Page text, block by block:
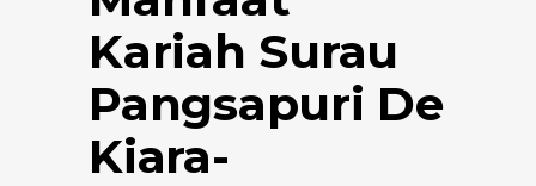
Kariah Surau
Pangsapuri De
Kiara-